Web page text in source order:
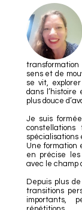
sens et de
se vit,
dans
plus douce
Je suis
spécialisations
Une formation
en précise
avec le champ
Depuis plus
transitions
importants,